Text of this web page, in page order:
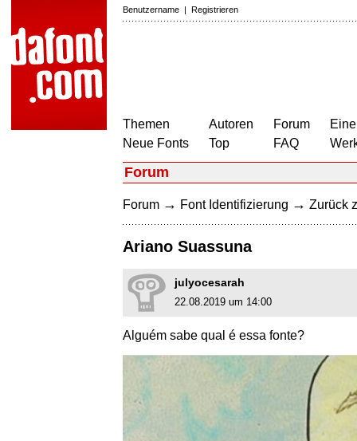
Benutzername | Registrieren
Themen
Neue Fonts
Autoren
Top
Forum
FAQ
Forum
Forum → Font Identifizierung → Zurück
Ariano Suassuna
julyocesarah
22.08.2019 um 14:00
Alguém sabe qual é essa fonte?